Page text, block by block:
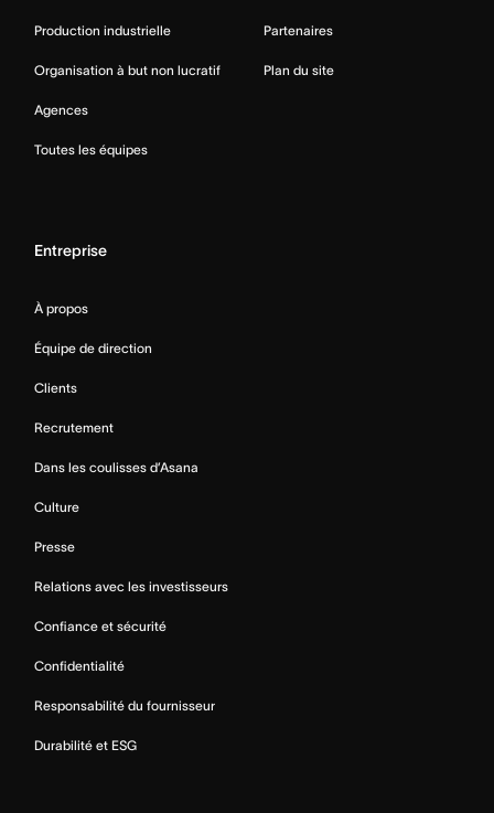
Production industrielle
Organisation à but non lucratif
Agences
Toutes les équipes
Partenaires
Plan du site
Entreprise
À propos
Équipe de direction
Clients
Recrutement
Dans les coulisses d’Asana
Culture
Presse
Relations avec les investisseurs
Confiance et sécurité
Confidentialité
Responsabilité du fournisseur
Durabilité et ESG